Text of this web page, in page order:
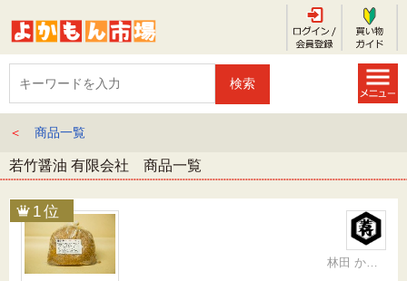
＜ 商品一覧
若竹醤油 有限会社 商品一覧
林田 かおり